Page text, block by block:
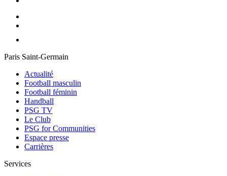
Paris Saint-Germain
Actualité
Football masculin
Football féminin
Handball
PSG TV
Le Club
PSG for Communities
Espace presse
Carrières
Services